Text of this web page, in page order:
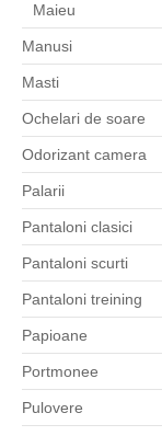
Maieu
Manusi
Masti
Ochelari de soare
Odorizant camera
Palarii
Pantaloni clasici
Pantaloni scurti
Pantaloni treining
Papioane
Portmonee
Pulovere